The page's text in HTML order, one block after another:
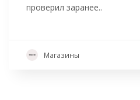
проверил заранее..
Магазины